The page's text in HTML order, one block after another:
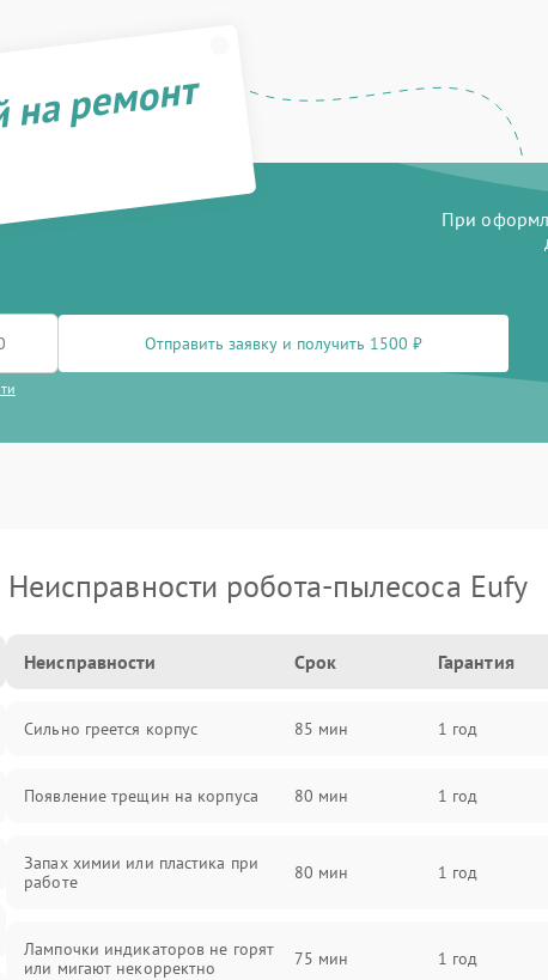
ремонт
При
Отправить заявку и получить 1500 ₽
Неисправности робота-пылесоса Eufy
Неисправности Срок Гарантия
Сильно греется корпус 85 мин 1 год
Появление трещин на корпуса 80 мин 1 год
Запах химии или пластика при
работе
80 мин 1 год
Лампочки индикаторов не горят
или мигают некорректно
75 мин 1 год